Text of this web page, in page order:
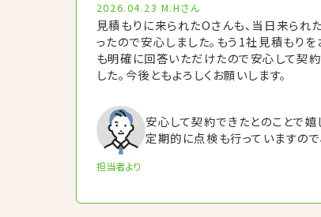
2026.04.23 M.Hさん
見積もりに来られたOさんも、当日来られ
ったので安心しました。もう1社見積もり
も明確に回答いただけたので安心して契約
した。今後ともよろしくお願いします。
担当者より
安心して契約できたとのことで嬉
定期的に点検も行っていますので